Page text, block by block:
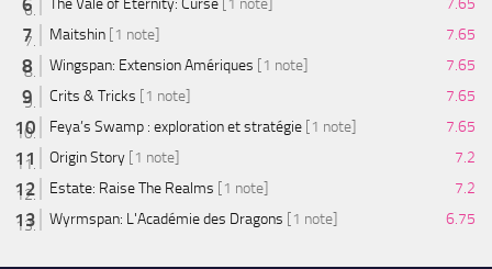
The Vale of Eternity: Curse [1 note]
7.65
Maitshin [1 note]
7.65
Wingspan: Extension Amériques [1 note]
7.65
Crits & Tricks [1 note]
7.65
Feya’s Swamp : exploration et stratégie [1 note]
7.65
Origin Story [1 note]
7.2
Estate: Raise The Realms [1 note]
7.2
Wyrmspan: L'Académie des Dragons [1 note] 6.75